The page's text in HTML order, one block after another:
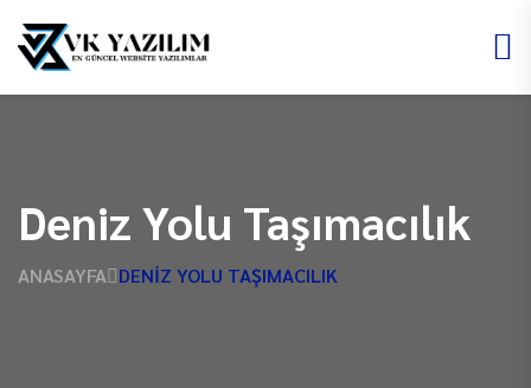
Deniz Yolu Taşımacılık
ANASAYFA DENIZ YOLU TAŞIMACILIK